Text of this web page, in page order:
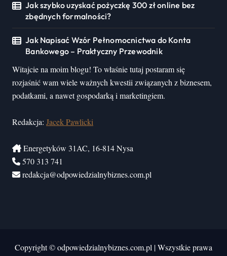
Jak szybko uzyskać pożyczkę 300 zł online bez
zbędnych formalności?
Jak Napisać Wzór Pełnomocnictwa do Konta
Bankowego – Praktyczny Przewodnik
Witajcie na moim blogu! To właśnie tutaj postaram się
rozjaśnić wam wiele ważnych kwestii związanych z biznesem,
podatkami, a nawet gospodarką i marketingiem.
Redakcja: Jacek Pawlicki
Energetyków 31AC, 16-814 Nysa
570 313 741
redakcja@odpowiedzialnybiznes.com.pl
Copyright © odpowiedzialnybiznes.com.pl |Wszystkie prawa